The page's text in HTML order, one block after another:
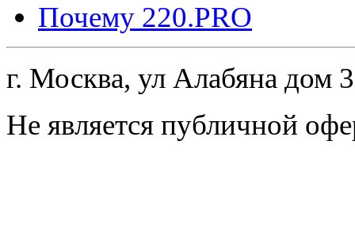
Почему 220.PRO
г. Москва, ул Алабяна дом
Не является публичной